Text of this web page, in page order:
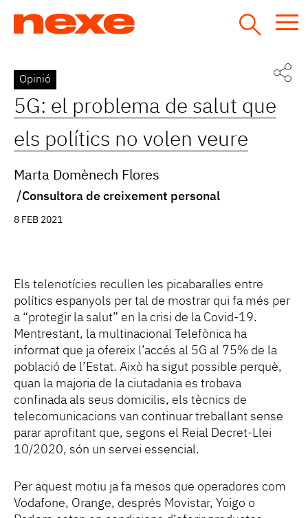
Back
to
top
Opinió
5G: el problema de salut que
els polítics no volen veure
Marta Domènech Flores
Consultora de creixement personal
8 FEB 2021
Els telenotícies recullen les picabaralles entre
polítics espanyols per tal de mostrar qui fa més per
a “protegir la salut” en la crisi de la Covid-19.
Mentrestant, la multinacional Telefònica ha
informat que ja ofereix l’accés al 5G al 75% de la
població de l’Estat. Això ha sigut possible perquè,
quan la majoria de la ciutadania es trobava
confinada als seus domicilis, els tècnics de
telecomunicacions van continuar treballant sense
parar aprofitant que, segons el Reial Decret-Llei
10/2020, són un servei essencial.
Per aquest motiu ja fa mesos que operadores com
Vodafone, Orange, després Movistar, Yoigo o